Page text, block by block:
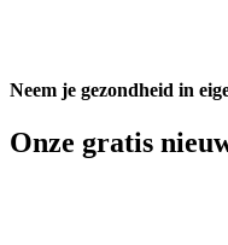
Neem je gezondheid in
Onze gratis